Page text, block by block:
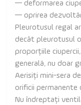
— deformarea
— oprirea
Pleurotusul regal
decât pleurotusul
proporțiile
generală, nu doar
Aerisiți mini-sera
orificii permanente
Nu îndreptați